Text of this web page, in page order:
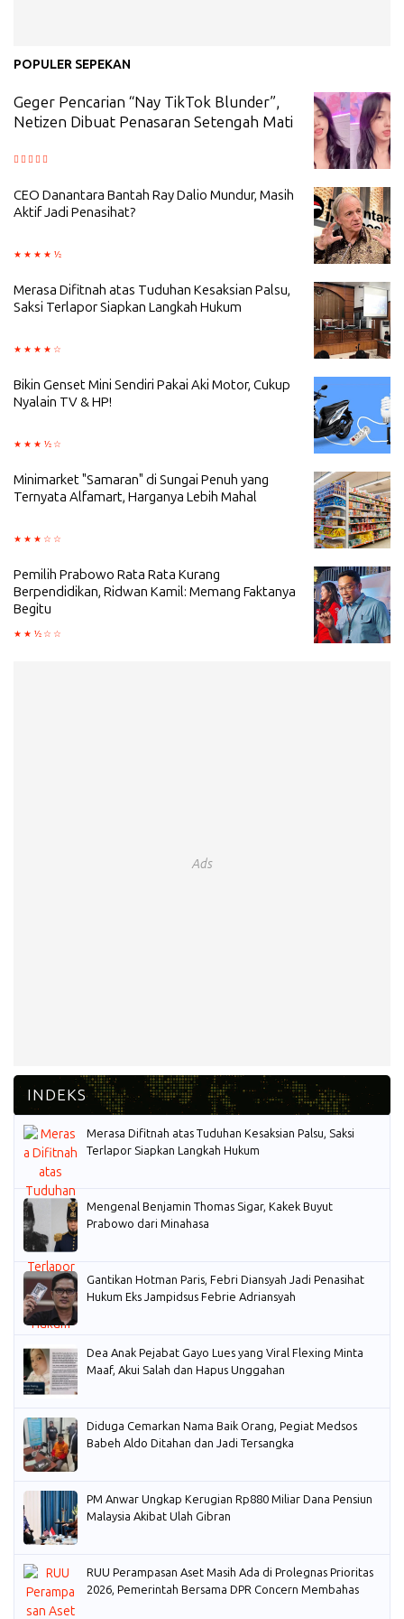
POPULER SEPEKAN
Geger Pencarian “Nay TikTok Blunder”,
Netizen Dibuat Penasaran Setengah Mati
CEO Danantara Bantah Ray Dalio Mundur, Masih
Aktif Jadi Penasihat?
Merasa Difitnah atas Tuduhan Kesaksian Palsu,
Saksi Terlapor Siapkan Langkah Hukum
Bikin Genset Mini Sendiri Pakai Aki Motor, Cukup
Nyalain TV & HP!
Minimarket "Samaran" di Sungai Penuh yang
Ternyata Alfamart, Harganya Lebih Mahal
Pemilih Prabowo Rata Rata Kurang
Berpendidikan, Ridwan Kamil: Memang Faktanya
Begitu
Ads
Merasa Difitnah atas Tuduhan Kesaksian Palsu, Saksi
Terlapor Siapkan Langkah Hukum
Mengenal Benjamin Thomas Sigar, Kakek Buyut
Prabowo dari Minahasa
Gantikan Hotman Paris, Febri Diansyah Jadi Penasihat
Hukum Eks Jampidsus Febrie Adriansyah
Dea Anak Pejabat Gayo Lues yang Viral Flexing Minta
Maaf, Akui Salah dan Hapus Unggahan
Diduga Cemarkan Nama Baik Orang, Pegiat Medsos
Babeh Aldo Ditahan dan Jadi Tersangka
PM Anwar Ungkap Kerugian Rp880 Miliar Dana Pensiun
Malaysia Akibat Ulah Gibran
RUU Perampasan Aset Masih Ada di Prolegnas Prioritas
2026, Pemerintah Bersama DPR Concern Membahas